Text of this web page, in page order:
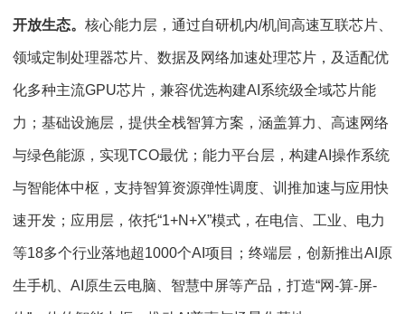
开放生态。 核心能力层，通过自研机内/机间高速互联芯片、
领域定制处理器芯片、数据及网络加速处理芯片，及适配优
化多种主流GPU芯片，兼容优选构建AI系统级全域芯片能
力；基础设施层，提供全栈智算方案，涵盖算力、高速网络
与绿色能源，实现TCO最优；能力平台层，构建AI操作系统
与智能体中枢，支持智算资源弹性调度、训推加速与应用快
速开发；应用层，依托“1+N+X”模式，在电信、工业、电力
等18多个行业落地超1000个AI项目；终端层，创新推出AI原
生手机、AI原生云电脑、智慧中屏等产品，打造“网-算-屏-